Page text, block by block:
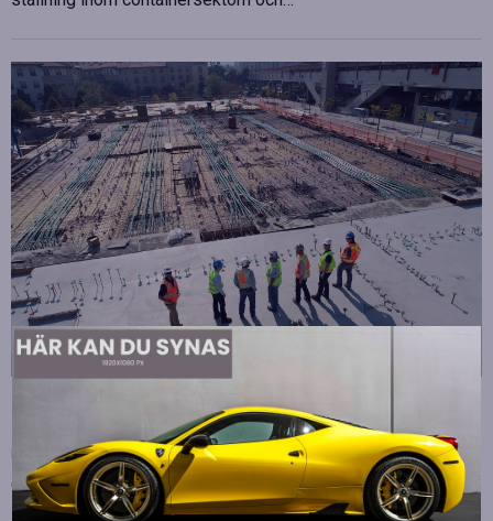
Strategiska tillskott till OHLA Sveriges ledning
Publiceradjuli 10, 2026
OHLA Sverige stärker sin ledningsgrupp genom att anställa
Malin Bergman som HR-chef och María Vazquez som